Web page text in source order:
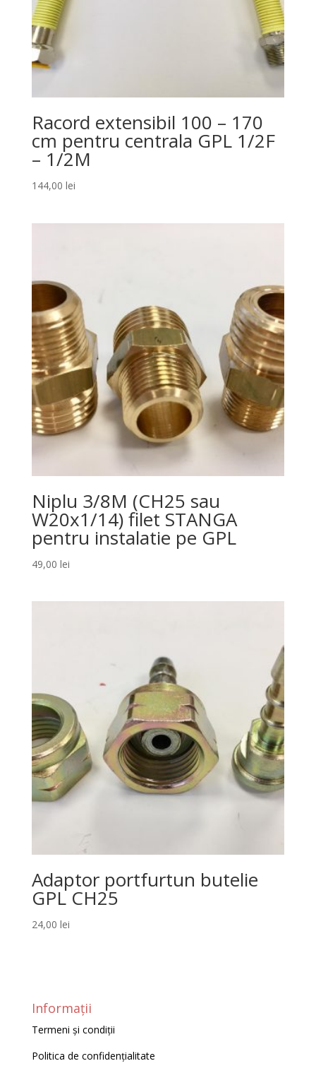
Racord extensibil 100 – 170
cm pentru centrala GPL 1/2F
– 1/2M
144,00 lei
Niplu 3/8M (CH25 sau
W20x1/14) filet STANGA
pentru instalatie pe GPL
49,00 lei
Adaptor portfurtun butelie
GPL CH25
24,00 lei
Informații
Termeni și condiții
Politica de confidențialitate